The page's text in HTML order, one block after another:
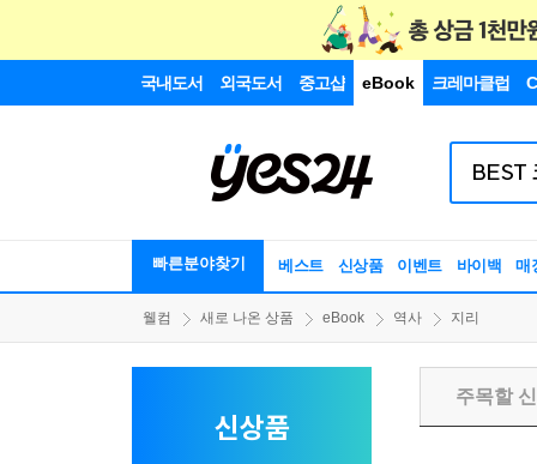
국내도서 외국도서 중고샵 eBook 크레마클럽
빠른분야찾기 베스트 신상품 이벤트 바이백 매
웰컴 새로 나온 상품 eBook 역사 지리
신상품
주목할